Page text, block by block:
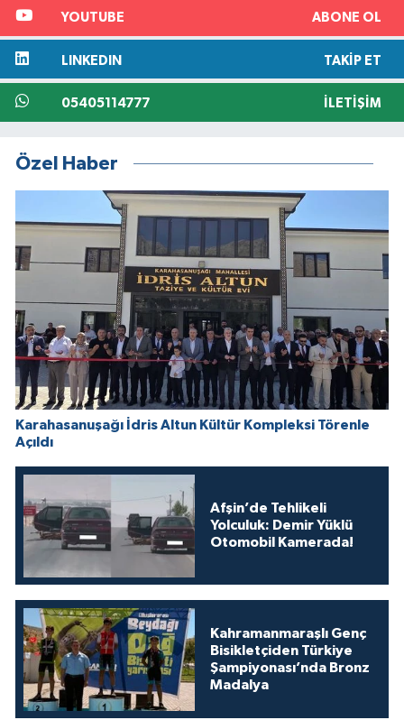
YOUTUBE ABONE OL
LINKEDIN TAKIP ET
05405114777 İLETIŞIM
Özel Haber
Karahasanuşağı İdris Altun Kültür Kompleksi Törenle
Açıldı
Afşin’de Tehlikeli
Yolculuk: Demir Yüklü
Otomobil Kamerada!
Kahramanmaraşlı Genç
Bisikletçiden Türkiye
Şampiyonası’nda Bronz
Madalya